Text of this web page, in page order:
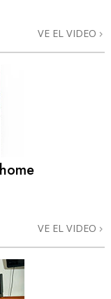
VE EL VIDEO
VE EL VIDEO